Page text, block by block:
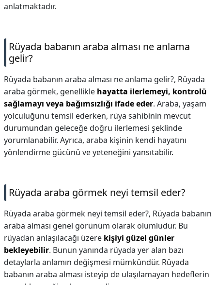
anlatmaktadır.
Rüyada babanın araba alması ne anlama
gelir?
Rüyada babanın araba alması ne anlama gelir?, Rüyada
araba görmek, genellikle hayatta ilerlemeyi, kontrolü
sağlamayı veya bağımsızlığı ifade eder. Araba, yaşam
yolculuğunu temsil ederken, rüya sahibinin mevcut
durumundan geleceğe doğru ilerlemesi şeklinde
yorumlanabilir. Ayrıca, araba kişinin kendi hayatını
yönlendirme gücünü ve yeteneğini yansıtabilir.
Rüyada araba görmek neyi temsil eder?
Rüyada araba görmek neyi temsil eder?, Rüyada babanın
araba alması genel görünüm olarak olumludur. Bu
rüyadan anlaşılacağı üzere kişiyi güzel günler
bekleyebilir. Bunun yanında rüyada yer alan bazı
detaylarla anlamın değişmesi mümkündür. Rüyada
babanın araba alması isteyip de ulaşılamayan hedeflerin